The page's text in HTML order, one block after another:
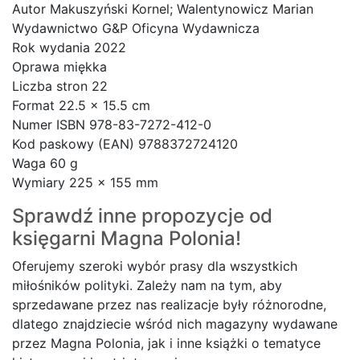
Autor Makuszyński Kornel; Walentynowicz Marian
Wydawnictwo G&P Oficyna Wydawnicza
Rok wydania 2022
Oprawa miękka
Liczba stron 22
Format 22.5 x 15.5 cm
Numer ISBN 978-83-7272-412-0
Kod paskowy (EAN) 9788372724120
Waga 60 g
Wymiary 225 x 155 mm
Sprawdź inne propozycje od
księgarni Magna Polonia!
Oferujemy szeroki wybór prasy dla wszystkich
miłośników polityki. Zależy nam na tym, aby
sprzedawane przez nas realizacje były różnorodne,
dlatego znajdziecie wśród nich magazyny wydawane
przez Magna Polonia, jak i inne książki o tematyce